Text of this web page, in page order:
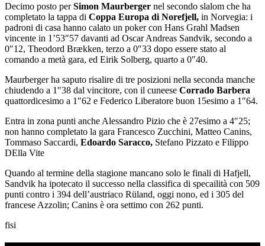
Decimo posto perSimon Maurberger nel secondo slalom che ha
completato la tappa di Coppa Europa di Norefjell, in Norvegia: i
padroni di casa hanno calato un poker con Hans Grahl Madsen
vincente in 1’53″57 davanti ad Oscar Andreas Sandvik, secondo a
0″12, Theodord Brækken, terzo a 0″33 dopo essere stato al
comando a metà gara, ed Eirik Solberg, quarto a 0″40.
Maurberger ha saputo risalire di tre posizioni nella seconda manche
chiudendo a 1″38 dal vincitore, con il cuneese Corrado Barbera
quattordicesimo a 1″62 e Federico Liberatore buon 15esimo a 1″64.
Entra in zona punti anche Alessandro Pizio che è 27esimo a 4″25;
non hanno completato la gara Francesco Zucchini, Matteo Canins,
Tommaso Saccardi, Edoardo Saracco, Stefano Pizzato e Filippo
DElla Vite
Quando al termine della stagione mancano solo le finali di Hafjell,
Sandvik ha ipotecato il successo nella classifica di specailità con 509
punti contro i 394 dell’austriaco Rüland, oggi nono, ed i 305 del
francese Azzolin; Canins è ora settimo con 262 punti.
fisi